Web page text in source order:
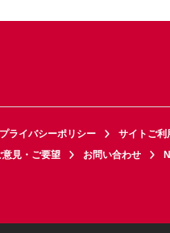
プライバシーポリシー サイトご利
意見・ご要望 お問い合わせ